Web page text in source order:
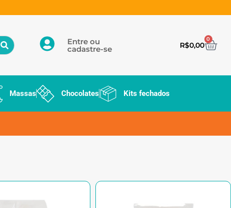
Entre ou
cadastre-se R$0,00
0
Massas Chocolates Kits fechados